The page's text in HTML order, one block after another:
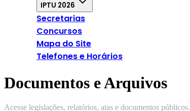
IPTU 2026
Secretarias
Concursos
Mapa do Site
Telefones e Horários
Documentos e Arquivos
Acesse legislações, relatórios, atas e documentos públicos.